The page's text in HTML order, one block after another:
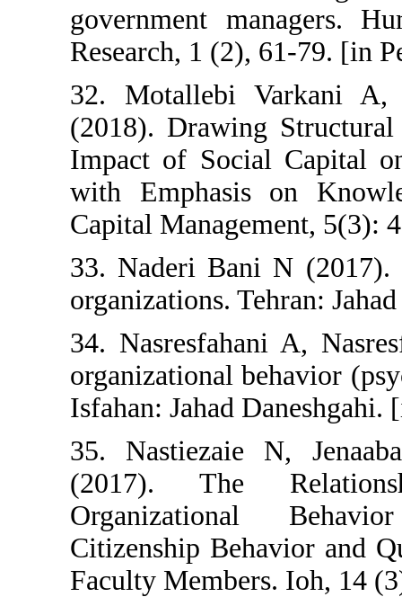
government
Research, 1
32. Motallebi
(2018).
Impact of
with
Capital
33. Naderi
organizations.
34.
organizational
Isfahan: Jahad
35.
(2017). The
Citizenship
Faculty